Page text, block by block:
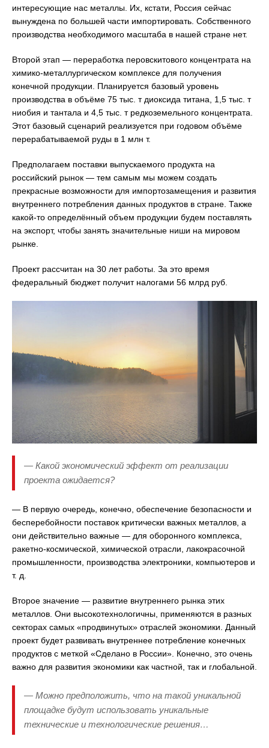
интересующие нас металлы. Их, кстати, Россия сейчас
вынуждена по большей части импортировать. Собственного
производства необходимого масштаба в нашей стране нет.
Второй этап — переработка перовскитового концентрата на
химико-металлургическом комплексе для получения
конечной продукции. Планируется базовый уровень
производства в объёме 75 тыс. т диоксида титана, 1,5 тыс. т
ниобия и тантала и 4,5 тыс. т редкоземельного концентрата.
Этот базовый сценарий реализуется при годовом объёме
перерабатываемой руды в 1 млн т.
Предполагаем поставки выпускаемого продукта на
российский рынок — тем самым мы можем создать
прекрасные возможности для импортозамещения и развития
внутреннего потребления данных продуктов в стране. Также
какой-то определённый объем продукции будем поставлять
на экспорт, чтобы занять значительные ниши на мировом
рынке.
Проект рассчитан на 30 лет работы. За это время
федеральный бюджет получит налогами 56 млрд руб.
— Какой экономический эффект от реализации
проекта ожидается?
— В первую очередь, конечно, обеспечение безопасности и
бесперебойности поставок критически важных металлов, а
они действительно важные — для оборонного комплекса,
ракетно-космической, химической отрасли, лакокрасочной
промышленности, производства электроники, компьютеров и
т. д.
Второе значение — развитие внутреннего рынка этих
металлов. Они высокотехнологичны, применяются в разных
секторах самых «продвинутых» отраслей экономики. Данный
проект будет развивать внутреннее потребление конечных
продуктов с меткой «Сделано в России». Конечно, это очень
важно для развития экономики как частной, так и глобальной.
— Можно предположить, что на такой уникальной
площадке будут использовать уникальные
технические и технологические решения…